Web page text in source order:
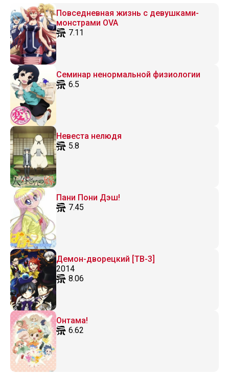
Повседневная жизнь с девушками-
монстрами OVA
7.11
Семинар ненормальной физиологии
6.5
Невеста нелюдя
5.8
Пани Пони Дэш!
7.45
Демон-дворецкий [ТВ-3]
2014
8.06
Онтама!
6.62